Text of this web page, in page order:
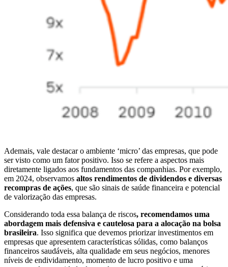
Ademais, vale destacar o ambiente ‘micro’ das empresas, que pode
ser visto como um fator positivo. Isso se refere a aspectos mais
diretamente ligados aos fundamentos das companhias. Por exemplo,
em 2024, observamos altos rendimentos de dividendos e diversas
recompras de ações, que são sinais de saúde financeira e potencial
de valorização das empresas.
Considerando toda essa balança de riscos, recomendamos uma
abordagem mais defensiva e cautelosa para a alocação na bolsa
brasileira. Isso significa que devemos priorizar investimentos em
empresas que apresentem características sólidas, como balanços
financeiros saudáveis, alta qualidade em seus negócios, menores
níveis de endividamento, momento de lucro positivo e uma